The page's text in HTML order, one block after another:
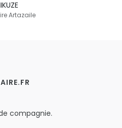
Artazaile
compagnie.